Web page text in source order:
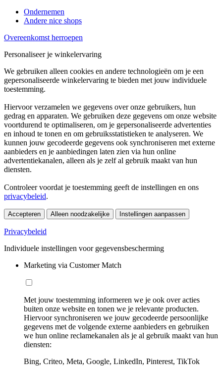
Ondernemen
Andere nice shops
Overeenkomst herroepen
Personaliseer je winkelervaring
We gebruiken alleen cookies en andere technologieën om je een
gepersonaliseerde winkelervaring te bieden met jouw individuele
toestemming.
Hiervoor verzamelen we gegevens over onze gebruikers, hun
gedrag en apparaten. We gebruiken deze gegevens om onze website
voortdurend te optimaliseren, om je gepersonaliseerde advertenties
en inhoud te tonen en om gebruiksstatistieken te analyseren. We
kunnen jouw gecodeerde gegevens ook synchroniseren met externe
aanbieders en je aanbiedingen laten zien via hun online
advertentiekanalen, alleen als je zelf al gebruik maakt van hun
diensten.
Controleer voordat je toestemming geeft de instellingen en ons
privacybeleid.
Accepteren Alleen noodzakelijke Instellingen aanpassen
Privacybeleid
Individuele instellingen voor gegevensbescherming
Marketing via Customer Match
Met jouw toestemming informeren we je ook over acties
buiten onze website en tonen we je relevante producten.
Hiervoor synchroniseren we jouw gecodeerde persoonlijke
gegevens met de volgende externe aanbieders en gebruiken
we hun online reclamekanalen als je al gebruik maakt van hun
diensten:
Bing, Criteo, Meta, Google, LinkedIn, Pinterest, TikTok